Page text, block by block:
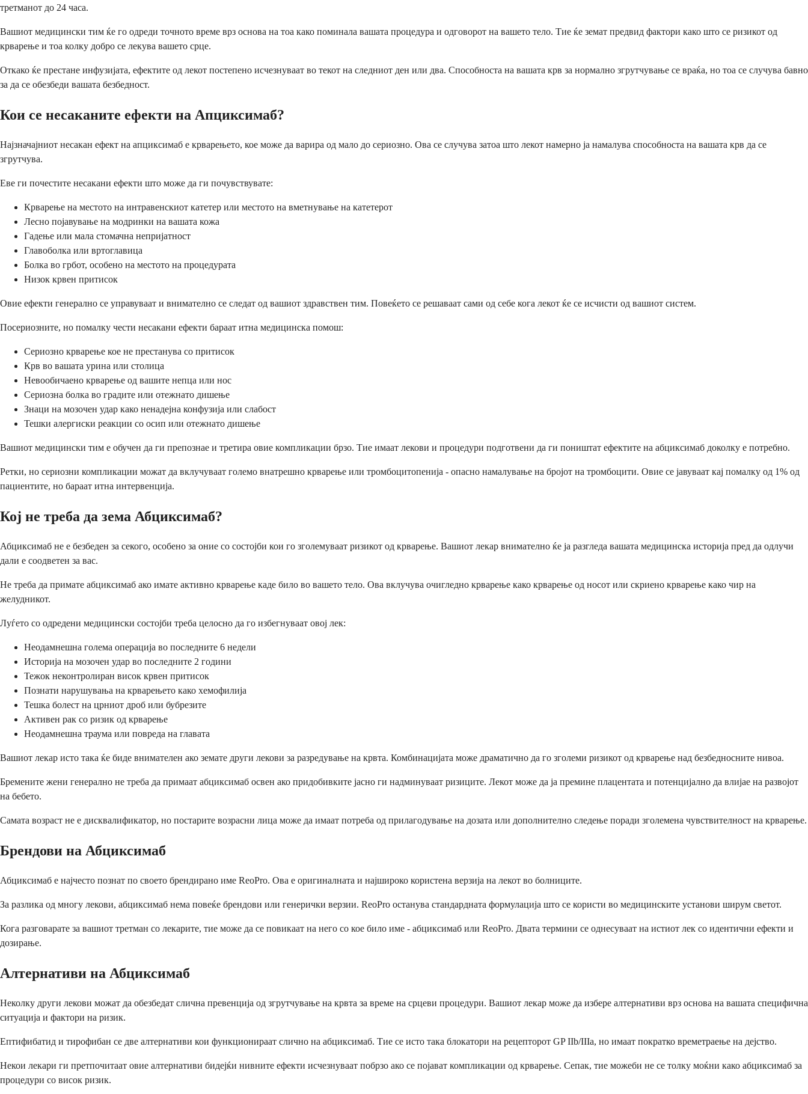
третманот до 24 часа.
Вашиот медицински тим ќе го одреди точното време врз основа на тоа како поминала вашата процедура и одговорот на вашето тело. Тие ќе земат предвид фактори како што се ризикот од
крварење и тоа колку добро се лекува вашето срце.
Откако ќе престане инфузијата, ефектите од лекот постепено исчезнуваат во текот на следниот ден или два. Способноста на вашата крв за нормално згрутчување се враќа, но тоа се случува бавно
за да се обезбеди вашата безбедност.
Кои се несаканите ефекти на Апциксимаб?
Најзначајниот несакан ефект на апциксимаб е крварењето, кое може да варира од мало до сериозно. Ова се случува затоа што лекот намерно ја намалува способноста на вашата крв да се
згрутчува.
Еве ги почестите несакани ефекти што може да ги почувствувате:
Крварење на местото на интравенскиот катетер или местото на вметнување на катетерот
Лесно појавување на модринки на вашата кожа
Гадење или мала стомачна непријатност
Главоболка или вртоглавица
Болка во грбот, особено на местото на процедурата
Низок крвен притисок
Овие ефекти генерално се управуваат и внимателно се следат од вашиот здравствен тим. Повеќето се решаваат сами од себе кога лекот ќе се исчисти од вашиот систем.
Посериозните, но помалку чести несакани ефекти бараат итна медицинска помош:
Сериозно крварење кое не престанува со притисок
Крв во вашата урина или столица
Невообичаено крварење од вашите непца или нос
Сериозна болка во градите или отежнато дишење
Знаци на мозочен удар како ненадејна конфузија или слабост
Тешки алергиски реакции со осип или отежнато дишење
Вашиот медицински тим е обучен да ги препознае и третира овие компликации брзо. Тие имаат лекови и процедури подготвени да ги поништат ефектите на абциксимаб доколку е потребно.
Ретки, но сериозни компликации можат да вклучуваат големо внатрешно крварење или тромбоцитопенија - опасно намалување на бројот на тромбоцити. Овие се јавуваат кај помалку од 1% од
пациентите, но бараат итна интервенција.
Кој не треба да зема Абциксимаб?
Абциксимаб не е безбеден за секого, особено за оние со состојби кои го зголемуваат ризикот од крварење. Вашиот лекар внимателно ќе ја разгледа вашата медицинска историја пред да одлучи
дали е соодветен за вас.
Не треба да примате абциксимаб ако имате активно крварење каде било во вашето тело. Ова вклучува очигледно крварење како крварење од носот или скриено крварење како чир на
желудникот.
Луѓето со одредени медицински состојби треба целосно да го избегнуваат овој лек:
Неодамнешна голема операција во последните 6 недели
Историја на мозочен удар во последните 2 години
Тежок неконтролиран висок крвен притисок
Познати нарушувања на крварењето како хемофилија
Тешка болест на црниот дроб или бубрезите
Активен рак со ризик од крварење
Неодамнешна траума или повреда на главата
Вашиот лекар исто така ќе биде внимателен ако земате други лекови за разредување на крвта. Комбинацијата може драматично да го зголеми ризикот од крварење над безбедносните нивоа.
Бремените жени генерално не треба да примаат абциксимаб освен ако придобивките јасно ги надминуваат ризиците. Лекот може да ја премине плацентата и потенцијално да влијае на развојот
на бебето.
Самата возраст не е дисквалификатор, но постарите возрасни лица може да имаат потреба од прилагодување на дозата или дополнително следење поради зголемена чувствителност на крварење.
Брендови на Абциксимаб
Абциксимаб е најчесто познат по своето брендирано име ReoPro. Ова е оригиналната и најшироко користена верзија на лекот во болниците.
За разлика од многу лекови, абциксимаб нема повеќе брендови или генерички верзии. ReoPro останува стандардната формулација што се користи во медицинските установи ширум светот.
Кога разговарате за вашиот третман со лекарите, тие може да се повикаат на него со кое било име - абциксимаб или ReoPro. Двата термини се однесуваат на истиот лек со идентични ефекти и
дозирање.
Алтернативи на Абциксимаб
Неколку други лекови можат да обезбедат слична превенција од згрутчување на крвта за време на срцеви процедури. Вашиот лекар може да избере алтернативи врз основа на вашата специфична
ситуација и фактори на ризик.
Ептифибатид и тирофибан се две алтернативи кои функционираат слично на абциксимаб. Тие се исто така блокатори на рецепторот GP IIb/IIIa, но имаат пократко времетраење на дејство.
Некои лекари ги претпочитаат овие алтернативи бидејќи нивните ефекти исчезнуваат побрзо ако се појават компликации од крварење. Сепак, тие можеби не се толку моќни како абциксимаб за
процедури со висок ризик.